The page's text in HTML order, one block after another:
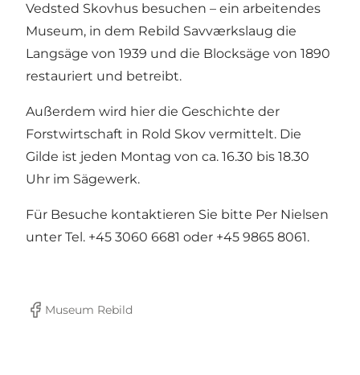
Vedsted Skovhus besuchen – ein arbeitendes
Museum, in dem Rebild Savværkslaug die
Langsäge von 1939 und die Blocksäge von 1890
restauriert und betreibt.
Außerdem wird hier die Geschichte der
Forstwirtschaft in Rold Skov vermittelt. Die
Gilde ist jeden Montag von ca. 16.30 bis 18.30
Uhr im Sägewerk.
Für Besuche kontaktieren Sie bitte Per Nielsen
unter Tel. +45 3060 6681 oder +45 9865 8061.
Facebook
Museum Rebild